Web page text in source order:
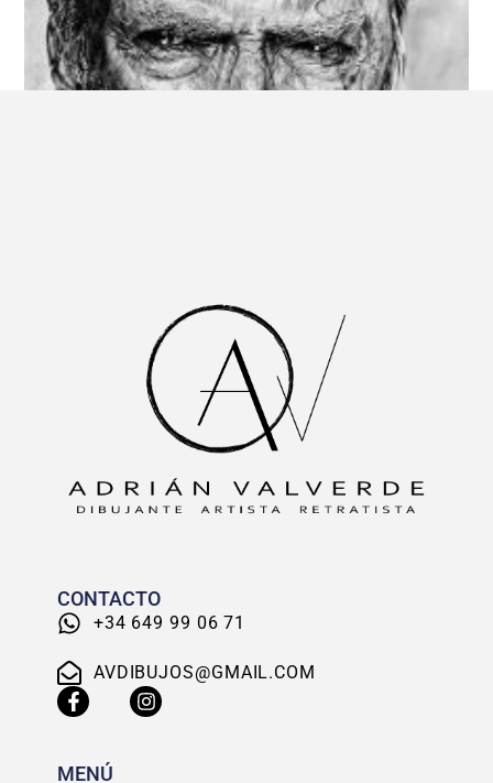
MENÚ
CONTACTO
+34 649 99 06 71
AVDIBUJOS@GMAIL.COM